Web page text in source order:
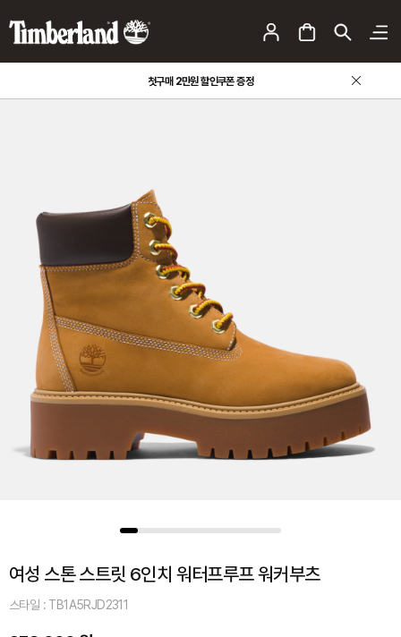
첫구매 2만원 할인쿠폰 증정
여성 스톤 스트릿 6인치 워터프루프 워커부츠
스타일 : TB1A5RJD2311